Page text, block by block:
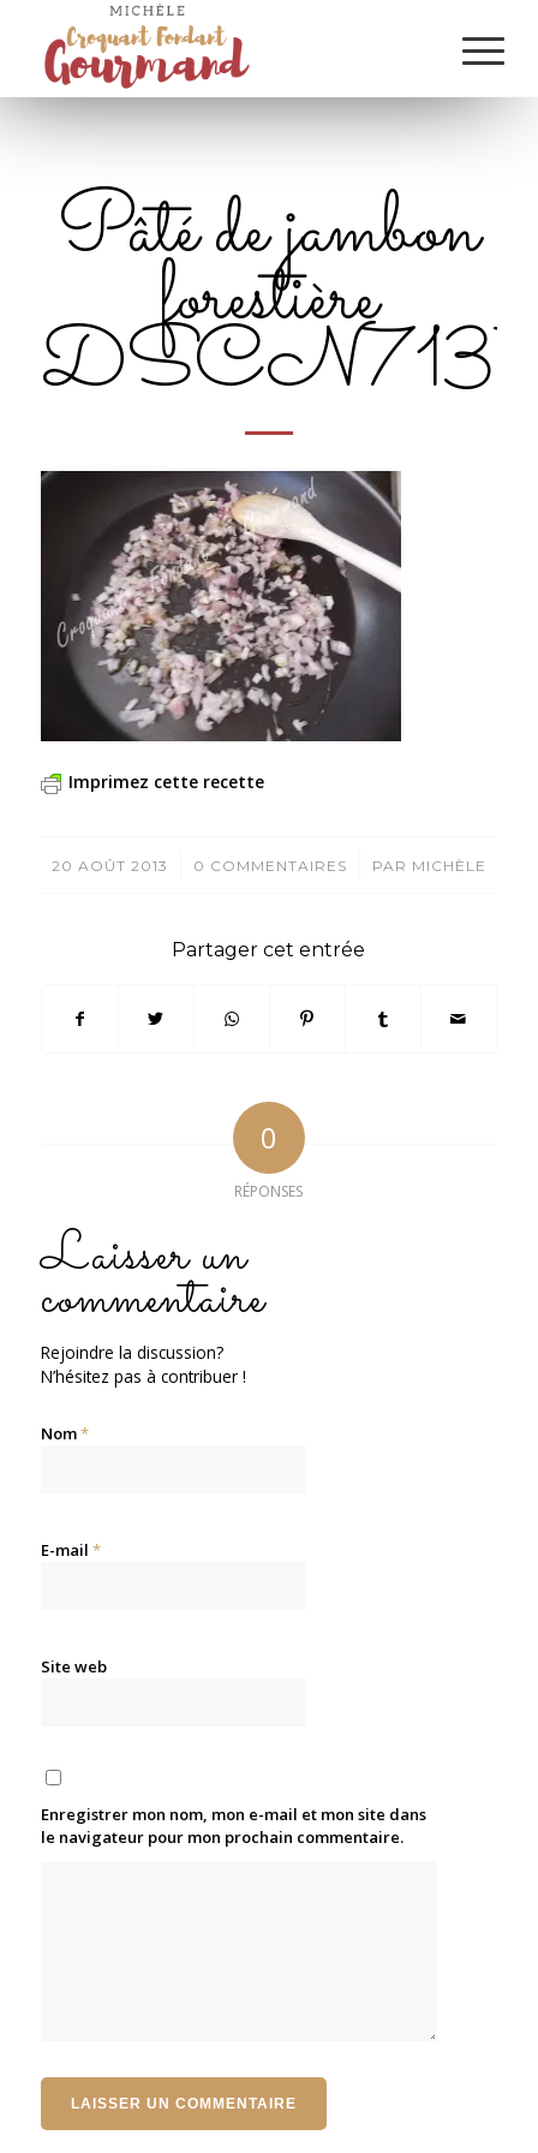
Pâté de jambon
forestière
Imprimez cette recette
20 AOÛT 2013
/ 0 COMMENTAIRES
/ PAR MICHÈLE
Partager cet entrée
0
RÉPONSES
Laisser un
commentaire
Rejoindre la discussion?
N’hésitez pas à contribuer !
Nom*
E-mail *
Site web
Enregistrer mon nom, mon e-mail et mon site dans
le navigateur pour mon prochain commentaire.